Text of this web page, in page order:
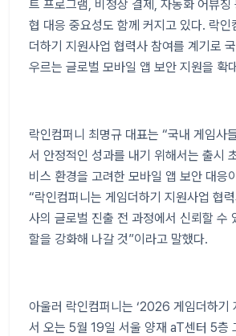
트 프로그램 비정상 결제
자동화 어뷰징
협 대응 중요성도 함께 커지고 있다. 락인
더하기 지원사업 협력사 참여를 계기로
우르는 글로벌 모바일 앱 보안 지원을 확
락인컴퍼니 최명규 대표는 “국내 게임사
서 안정적인 성과를 내기 위해서는 출시
비스 환경을 고려한 모바일 앱 보안 대응
“락인컴퍼니는 게임더하기 지원사업 협
사의 글로벌 진출 전 과정에서 신뢰할 수
할을 강화해 나갈 것”이라고 말했다.
아울러 락인컴퍼니는 ‘2026 게임더하기
서 오는 5월 19일 서울 양재 aT센터 5층